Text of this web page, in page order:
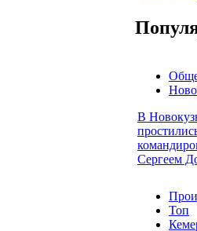
В
Сергеем
Топ